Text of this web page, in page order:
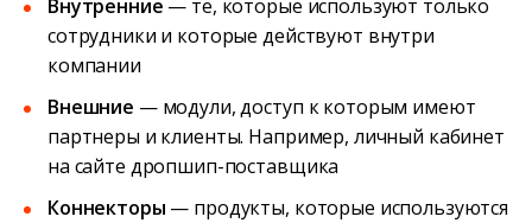
Внутренние — те, которые используют только
сотрудники и которые действуют внутри
компании
Внешние — модули, доступ к которым имеют
партнеры и клиенты. Например, личный кабинет
на сайте дропшип-поставщика
Коннекторы — продукты, которые используются